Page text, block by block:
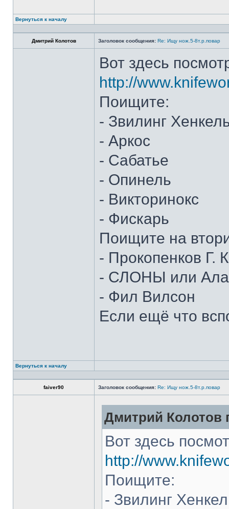
Вернуться к началу
Дмитрий Колотов Заголовок сообщения: Re: Ищу нож.5-8т.р.повар
Вот здесь
http://
Поищите:
- Звилинг
- Аркос
- Сабатье
- Опинель
- Викторинокс
- Фискарь
Поищите на
- Прокопенков Г.
- СЛОНЫ или
- Фил Вилсон
Если ещё что
Вернуться к началу
faiver90 Заголовок сообщения: Re: Ищу нож.5-8т.р.повар
Дмитрий Колотов
Вот здесь
http://
Поищите:
- Звилинг